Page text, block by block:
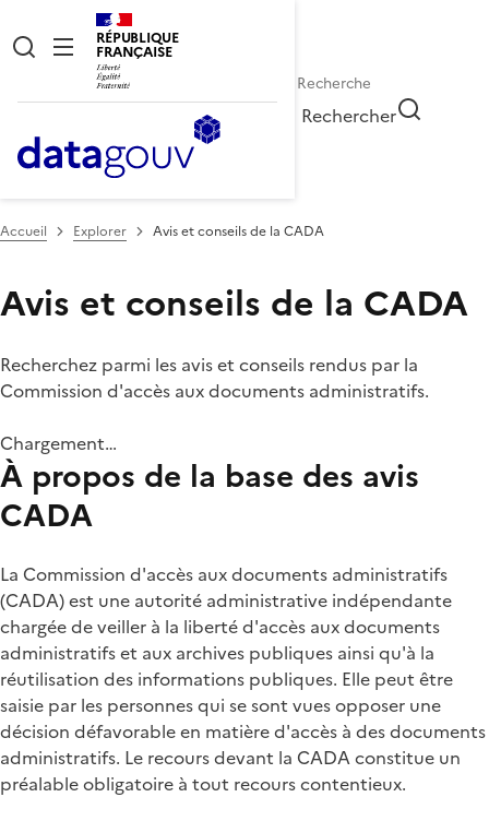
RÉPUBLIQUE
FRANÇAISE
Rechercher
Accueil Explorer Avis et conseils de la CADA
Avis et conseils de la CADA
Recherchez parmi les avis et conseils rendus par la
Commission d'accès aux documents administratifs.
Chargement…
À propos de la base des avis
CADA
La Commission d'accès aux documents administratifs
(CADA) est une autorité administrative indépendante
chargée de veiller à la liberté d'accès aux documents
administratifs et aux archives publiques ainsi qu'à la
réutilisation des informations publiques. Elle peut être
saisie par les personnes qui se sont vues opposer une
décision défavorable en matière d'accès à des documents
administratifs. Le recours devant la CADA constitue un
préalable obligatoire à tout recours contentieux.